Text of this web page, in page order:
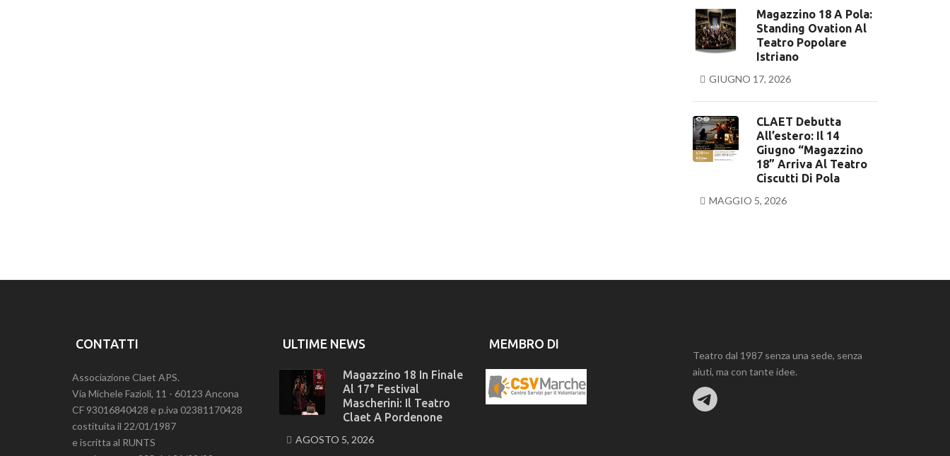
Magazzino 18 A Pola:
Standing Ovation Al
Teatro Popolare
Istriano
GIUGNO 17, 2026
CLAET Debutta
All’estero: Il 14
Giugno “Magazzino
18” Arriva Al Teatro
Ciscutti Di Pola
MAGGIO 5, 2026
CONTATTI
Associazione Claet APS.
Via Michele Fazioli, 11 - 60123 Ancona
CF 93016840428 e p.iva 02381170428
costituita il 22/01/1987
e iscritta al RUNTS
ULTIME NEWS
Magazzino 18 In Finale
Al 17° Festival
Mascherini: Il Teatro
Claet A Pordenone
AGOSTO 5, 2026
MEMBRO DI
Teatro dal 1987 senza una sede, senza
aiuti, ma con tante idee.